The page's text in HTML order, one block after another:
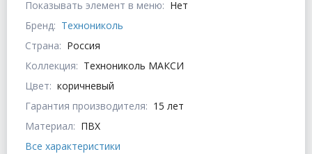
Показывать элемент в меню: Нет
Бренд: Технониколь
Страна: Россия
Коллекция: Технониколь МАКСИ
Цвет: коричневый
Гарантия производителя: 15 лет
Материал: ПВХ
Все характеристики